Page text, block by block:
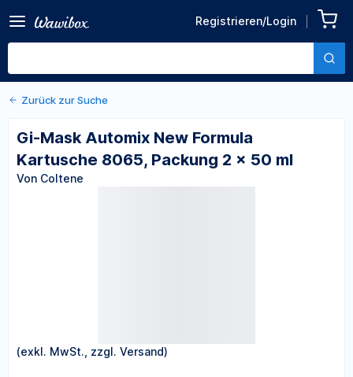
Registrieren/Login
Formula Kartusche 8065,
Packung 2 x 50 ml
Von Coltene
Zurück zu den Produktdetails
Zurück zur Suche
Gi-Mask Automix New Formula
Kartusche 8065, Packung 2 x 50 ml
Von Coltene
(exkl. MwSt., zzgl. Versand)